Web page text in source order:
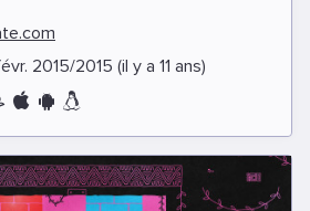
2015/2015 (il y a 11 ans)